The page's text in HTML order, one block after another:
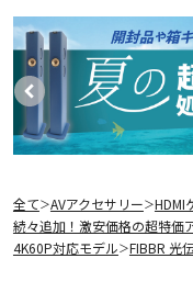
全て＞AVアクセサリー＞HDMI
続々追加！激安価格の超特価
4K60P対応モデル＞FIBBR 光